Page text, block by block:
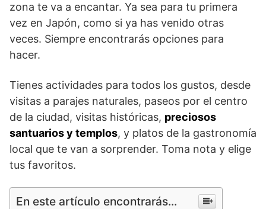
zona te va a encantar. Ya sea para tu primera
vez en Japón, como si ya has venido otras
veces. Siempre encontrarás opciones para
hacer.
Tienes actividades para todos los gustos, desde
visitas a parajes naturales, paseos por el centro
de la ciudad, visitas históricas, preciosos
santuarios y templos, y platos de la gastronomía
local que te van a sorprender. Toma nota y elige
tus favoritos.
En este artículo encontrarás...